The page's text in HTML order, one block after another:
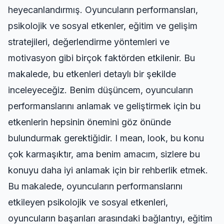
heyecanlandırmış. Oyuncuların performansları,
psikolojik ve sosyal etkenler, eğitim ve gelişim
stratejileri, değerlendirme yöntemleri ve
motivasyon gibi birçok faktörden etkilenir. Bu
makalede, bu etkenleri detaylı bir şekilde
inceleyeceğiz. Benim düşüncem, oyuncuların
performanslarını anlamak ve geliştirmek için bu
etkenlerin hepsinin önemini göz önünde
bulundurmak gerektiğidir. I mean, look, bu konu
çok karmaşıktır, ama benim amacım, sizlere bu
konuyu daha iyi anlamak için bir rehberlik etmek.
Bu makalede, oyuncuların performanslarını
etkileyen psikolojik ve sosyal etkenleri,
oyuncuların başarıları arasındaki bağlantıyı, eğitim